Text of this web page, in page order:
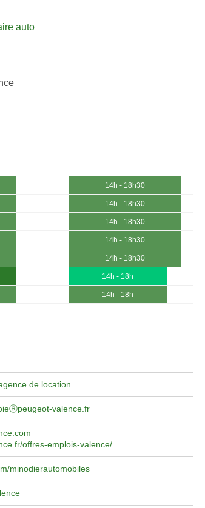
auto
14h - 18h30
14h - 18h30
14h - 18h30
14h - 18h30
14h - 18h30
14h - 18h
14h - 18h
de location
valence.fr
offres-emplois-valence/
minodierautomobiles